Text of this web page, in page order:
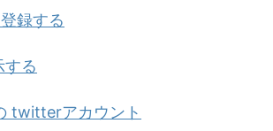
録する
する
twitterアカウント